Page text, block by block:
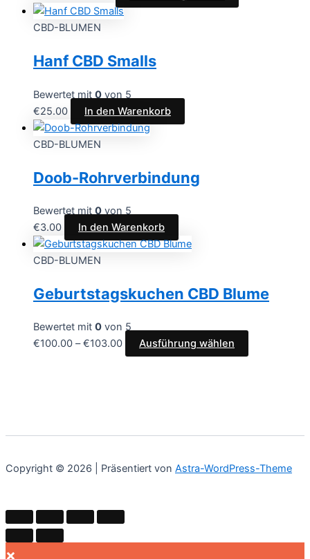
CBD-BLUMEN
Hanf CBD Smalls
Bewertet mit 0 von 5
€25.00 In den Warenkorb
CBD-BLUMEN
Doob-Rohrverbindung
Bewertet mit 0 von 5
€3.00 In den Warenkorb
CBD-BLUMEN
Geburtstagskuchen CBD Blume
Bewertet mit 0 von 5
€100.00 –€103.00 Ausführung wählen
Copyright © 2026 | Präsentiert von Astra-WordPress-Theme
×